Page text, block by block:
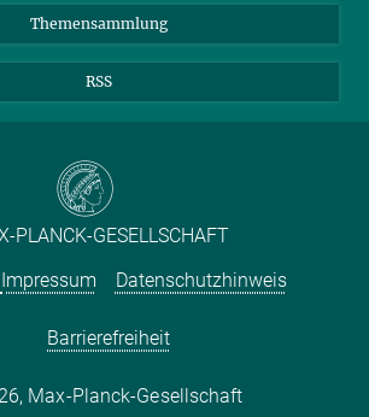
Themensammlung
RSS
PLANCK-GESELLSCHAFT
Impressum Datenschutzhinweis
Barrierefreiheit
Max-Planck-Gesellschaft